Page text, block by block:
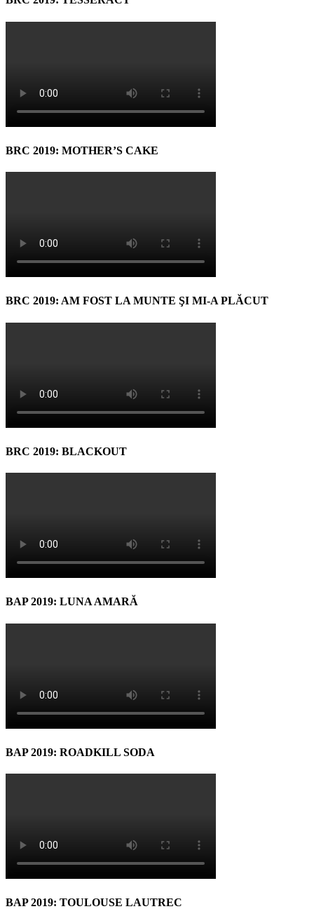
BRC 2019: MOTHER’S CAKE
BRC 2019: AM FOST LA MUNTE ŞI MI-A PLĂCUT
BRC 2019: BLACKOUT
BAP 2019: LUNA AMARĂ
BAP 2019: ROADKILL SODA
BAP 2019: TOULOUSE LAUTREC